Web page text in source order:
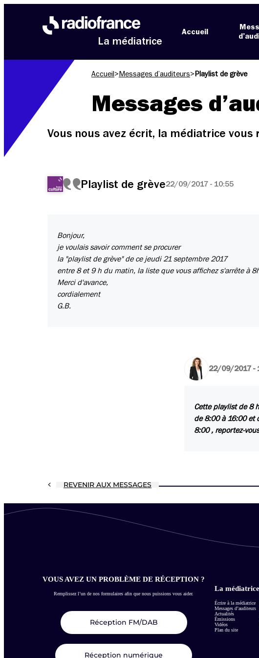
La médiatrice
Accueil
Accueil > Messages d’auditeurs> Playlist de grève
Messages
Vous nous avez écrit, la médiatrice vous
Playlist de grève22/09/2017 - 10:55
Bonjour,
je voulais savoir comment se procurer
la "playlist de grève" de ce jeudi 21 septembre 2017
entre 8 et 9 h du matin, la liste que vous affichez s'arrête à
Merci d'avance,
cordialement
G.B.
22/09/2017 -
Cette playlist de 8
de 8:00 à 16:00 et
8:00 , reportez-
REVENIR AUX MESSAGES
VOUS AVEZ UN PROBLÈME DE RÉCEPTION ?
Remplissez l’un de nos formulaires afin que nous puissions vous aider.
Réception FM/DAB
Réception numérique
La médiatrice
Écrire à la médiatrice
Messages d’auditeurs
Actualités
Émissions
Vidéos
Plan du site